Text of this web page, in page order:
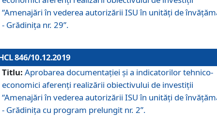
“Amenajări în vederea autorizării ISU în unități de
- Grădinița nr. 29”.
846/10.12.2019
Titlu: Aprobarea documentației și a indicatorilor tehnico-
economici aferenți realizării obiectivului de investiții
“Amenajări în vederea autorizării ISU în unități de
- Grădinița cu program prelungit nr. 2”.